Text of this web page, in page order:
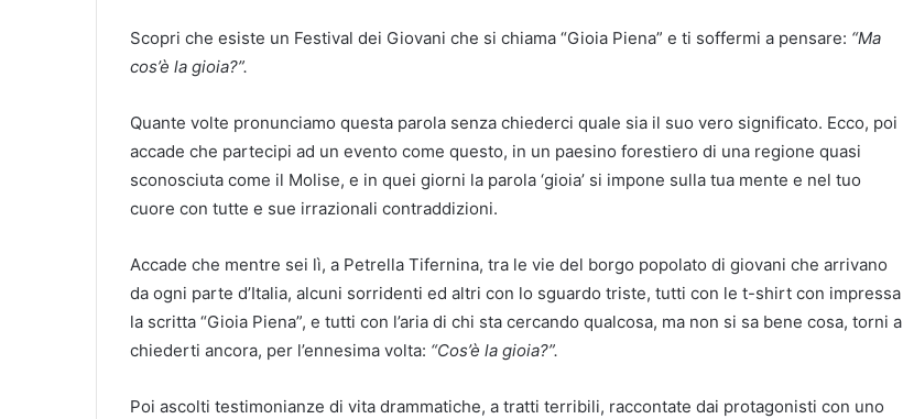
Scopri che esiste un Festival dei Giovani che si chiama “Gioia Piena” e ti soffermi a pensare: “Ma
cos’è la gioia?”.
Quante volte pronunciamo questa parola senza chiederci quale sia il suo vero significato. Ecco, poi
accade che partecipi ad un evento come questo, in un paesino forestiero di una regione quasi
sconosciuta come il Molise, e in quei giorni la parola ‘gioia’ si impone sulla tua mente e nel tuo
cuore con tutte e sue irrazionali contraddizioni.
Accade che mentre sei lì, a Petrella Tifernina, tra le vie del borgo popolato di giovani che arrivano
da ogni parte d’Italia, alcuni sorridenti ed altri con lo sguardo triste, tutti con le t-shirt con impressa
la scritta “Gioia Piena”, e tutti con l’aria di chi sta cercando qualcosa, ma non si sa bene cosa, torni a
chiederti ancora, per l’ennesima volta: “Cos’è la gioia?”.
Poi ascolti testimonianze di vita drammatiche, a tratti terribili, raccontate dai protagonisti con uno